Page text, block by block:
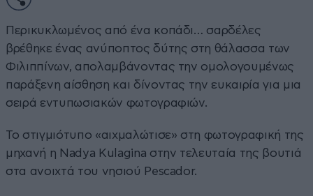
Περικυκλωμένος από ένα κοπάδι… σαρδέλες
βρέθηκε ένας ανύποπτος δύτης στη θάλασσα των
Φιλιππίνων, απολαμβάνοντας την ομολογουμένως
παράξενη αίσθηση και δίνοντας την ευκαιρία για μια
σειρά εντυπωσιακών φωτογραφιών.
Το στιγμιότυπο «αιχμαλώτισε» στη φωτογραφική της
μηχανή η Nadya Kulagina στην τελευταία της βουτιά
στα ανοιχτά του νησιού Pescador.